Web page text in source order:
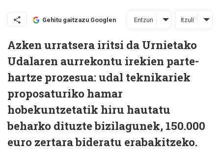
Gehitu gaitzazu Googlen Entzun Itzuli
Azken urratsera iritsi da Urnietako
Udalaren aurrekontu irekien parte-
hartze prozesua: udal teknikariek
proposaturiko hamar
hobekuntzetatik hiru hautatu
beharko dituzte bizilagunek, 150.000
euro zertara bideratu erabakitzeko.